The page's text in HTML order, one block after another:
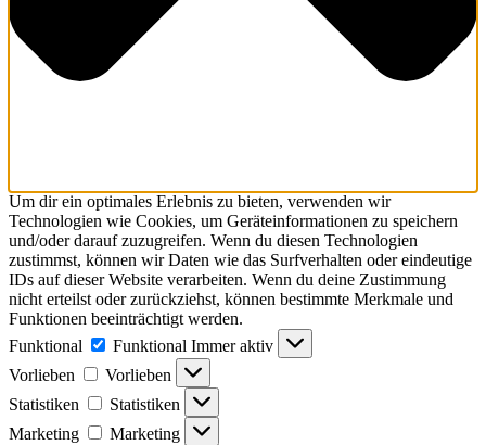
Um dir ein optimales Erlebnis zu bieten, verwenden wir
Technologien wie Cookies, um Geräteinformationen zu speichern
und/oder darauf zuzugreifen. Wenn du diesen Technologien
zustimmst, können wir Daten wie das Surfverhalten oder eindeutige
IDs auf dieser Website verarbeiten. Wenn du deine Zustimmung
nicht erteilst oder zurückziehst, können bestimmte Merkmale und
Funktionen beeinträchtigt werden.
Funktional
Funktional Immer aktiv
Vorlieben
Vorlieben
Statistiken
Statistiken
Marketing
Marketing